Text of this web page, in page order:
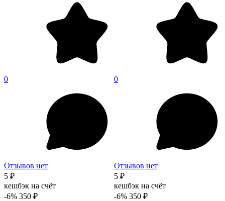
0
Отзывов нет
5 ₽
кешбэк на счёт
-6% 350 ₽
0
Отзывов нет
5 ₽
кешбэк на счёт
-6% 350 ₽